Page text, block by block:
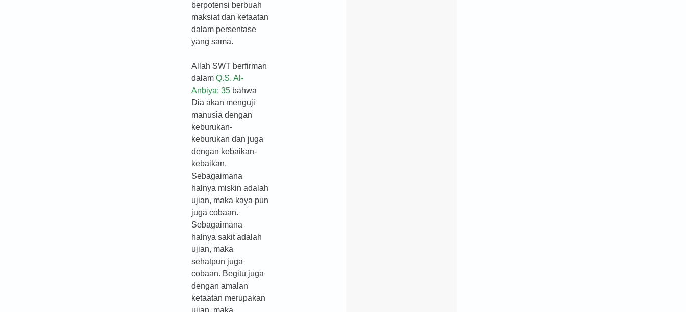
berpotensi berbuah
maksiat dan ketaatan
dalam persentase
yang sama.
Allah SWT berfirman
dalamQ.S. Al-
Anbiya: 35 bahwa
Dia akan menguji
manusia dengan
keburukan-
keburukan dan juga
dengan kebaikan-
kebaikan.
Sebagaimana
halnya miskin adalah
ujian, maka kaya pun
juga cobaan.
Sebagaimana
halnya sakit adalah
ujian, maka
sehatpun juga
cobaan. Begitu juga
dengan amalan
ketaatan merupakan
ujian, maka